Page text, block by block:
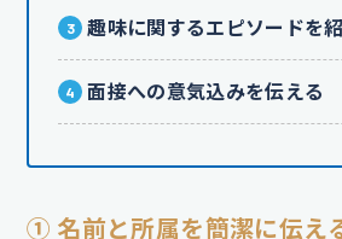
趣味に関するエピソードを
面接への意気込みを伝える
① 名前と所属を簡潔に伝え